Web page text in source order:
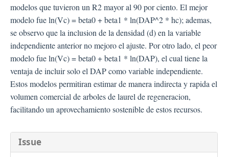
modelos que tuvieron un R2 mayor al 90 por ciento. El mejor
modelo fue ln(Vc) = beta0 + beta1 * ln(DAP^2 * hc); ademas,
se observo que la inclusion de la densidad (d) en la variable
independiente anterior no mejoro el ajuste. Por otro lado, el peor
modelo fue ln(Vc) = beta0 + beta1 * ln(DAP), el cual tiene la
ventaja de incluir solo el DAP como variable independiente.
Estos modelos permitiran estimar de manera indirecta y rapida el
volumen comercial de arboles de laurel de regeneracion,
facilitando un aprovechamiento sostenible de estos recursos.
Issue